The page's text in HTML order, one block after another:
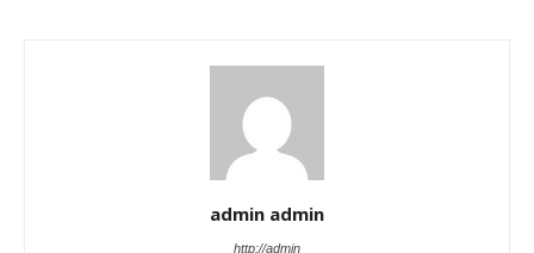
admin admin
http://admin